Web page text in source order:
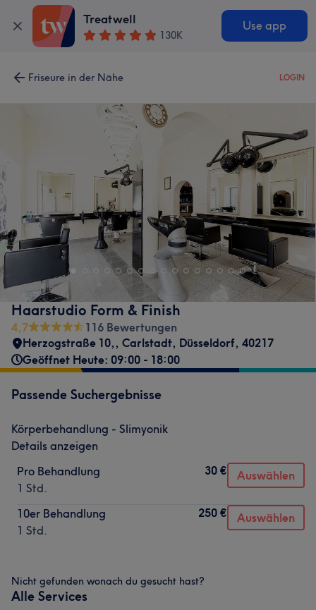
Treatwell
130K
Use app
Friseure in der Nähe LOGIN
Haarstudio Form & Finish
4,7
116 Bewertungen
Herzogstraße 10,, Carlstadt, Düsseldorf, 40217
Geöffnet Heute: 09:00 - 18:00
Passende Suchergebnisse
Körperbehandlung - Slimyonik
Details anzeigen
Pro Behandlung
1 Std.
30 € Auswählen
10er Behandlung
1 Std.
250 € Auswählen
Nicht gefunden wonach du gesucht hast?
Alle Services